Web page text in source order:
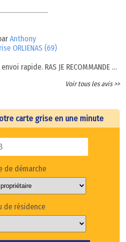
Anthony
ORLIENAS (69)
rapide. RAS JE RECOMMANDE …
Voir tous les avis >>
carte grise en une minute
de démarche
de résidence